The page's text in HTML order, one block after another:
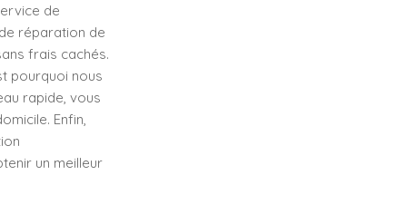
de
réparation de
frais cachés.
pourquoi nous
rapide, vous
Enfin,
un meilleur